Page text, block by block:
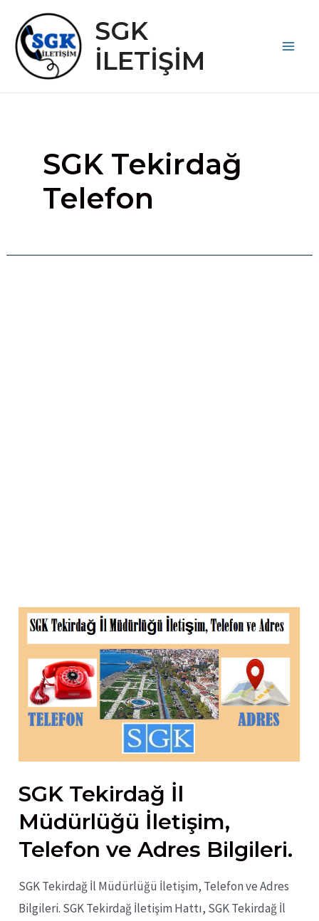
atla
SGK
İLETİŞİM
SGK Tekirdağ
Telefon
SGK Tekirdağ İl
Müdürlüğü İletişim,
Telefon ve Adres Bilgileri.
SGK Tekirdağ İl Müdürlüğü İletişim, Telefon ve Adres
Bilgileri. SGK Tekirdağ İletişim Hattı, SGK Tekirdağ İl